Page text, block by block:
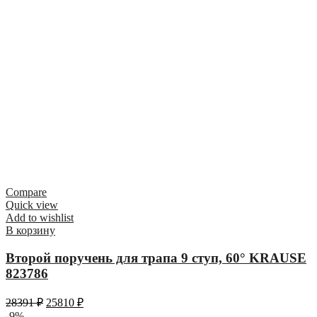
Compare
Quick view
Add to wishlist
В корзину
Второй поручень для трапа 9 ступ, 60° KRAUSE
823786
28391₽ 25810 ₽